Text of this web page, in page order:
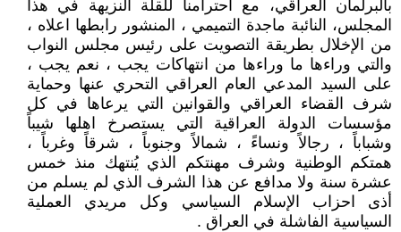
بالبرلمان العراقي، مع احترامنا للقلة النزيهة في هذا
المجلس، النائبة ماجدة التميمي ، المنشور رابطها اعلاه ،
من الإخلال بطريقة التصويت على رئيس مجلس النواب
والتي وراءها ما وراءها من انتهاكات يجب ، نعم يجب ،
على السيد المدعي العام العراقي التحري عنها وحماية
شرف القضاء العراقي والقوانين التي يرعاها في كل
مؤسسات الدولة العراقية التي يستصرخ اهلها شيباً
وشباباً ، رجالاً ونساءً ، شمالاً وجنوباً ، شرقاً وغرباً ،
همتكم الوطنية وشرف مهنتكم الذي يُنتهك منذ خمس
عشرة سنة ولا مدافع عن هذا الشرف الذي لم يسلم من
أذى احزاب الإسلام السياسي وكل مريدي العملية
السياسية الفاشلة في العراق .